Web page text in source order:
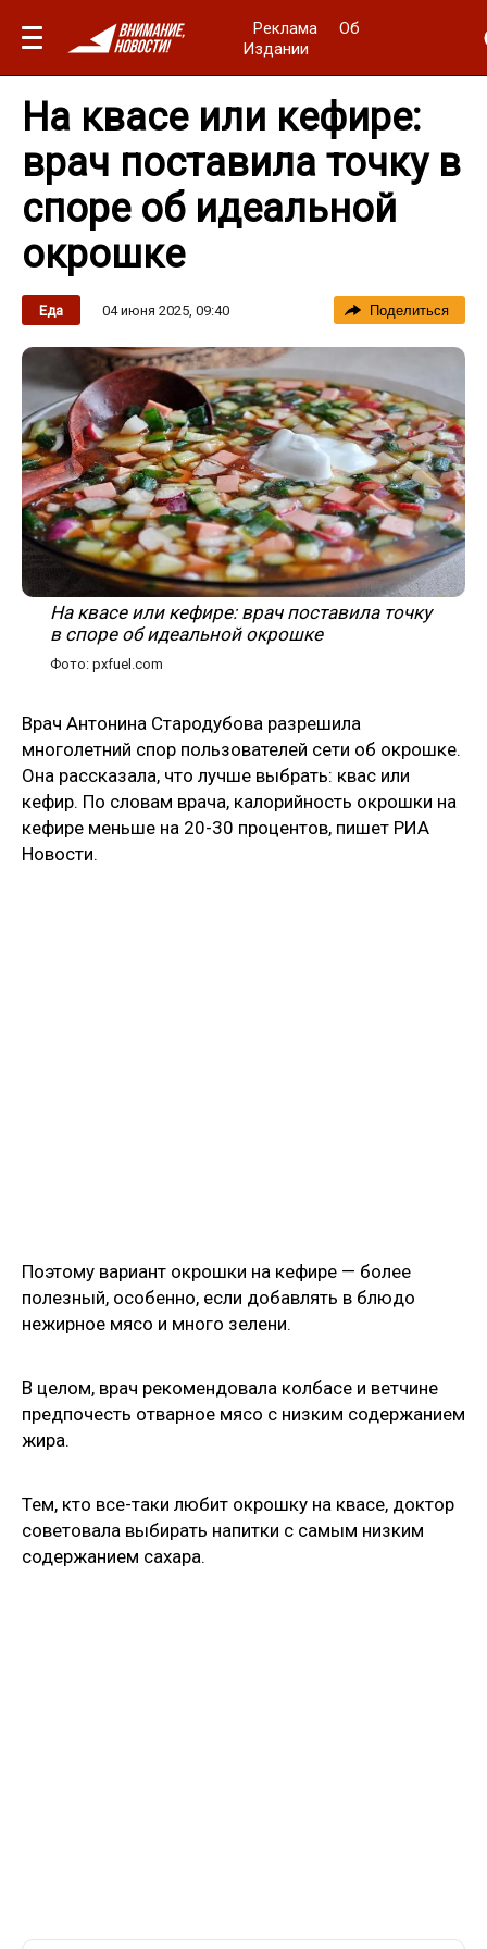
Реклама
Об
Издании
На квасе или кефире:
врач поставила точку в
споре об идеальной
окрошке
Еда 04 июня 2025, 09:40 Поделиться
На квасе или кефире: врач поставила точку
в споре об идеальной окрошке
Фото: pxfuel.com
Врач Антонина Стародубова разрешила
многолетний спор пользователей сети об окрошке.
Она рассказала, что лучше выбрать: квас или
кефир. По словам врача, калорийность окрошки на
кефире меньше на 20-30 процентов, пишет РИА
Новости.
Поэтому вариант окрошки на кефире — более
полезный, особенно, если добавлять в блюдо
нежирное мясо и много зелени.
В целом, врач рекомендовала колбасе и ветчине
предпочесть отварное мясо с низким содержанием
жира.
Тем, кто все-таки любит окрошку на квасе, доктор
советовала выбирать напитки с самым низким
содержанием сахара.